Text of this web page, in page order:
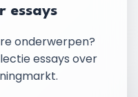
essays
onderwerpen?
essays over